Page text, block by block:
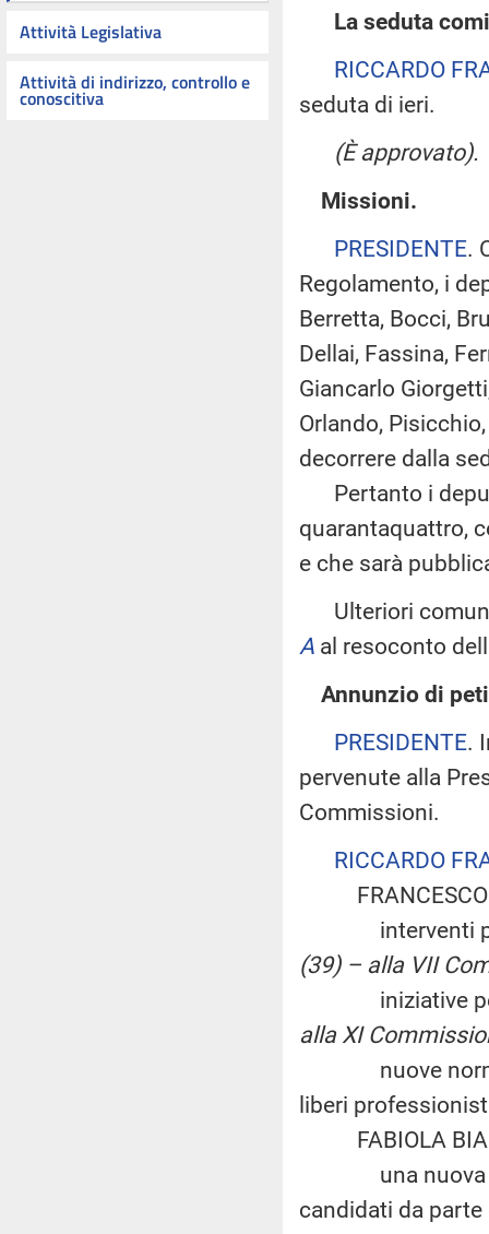
Attività Legislativa
Attività di indirizzo, controllo e
conoscitiva
La seduta
RICCARDO
seduta di ieri.
(È approvato).
Missioni.
PRESIDENTE.
Regolamento, i
Berretta, Bocci,
Dellai, Fassina,
Giancarlo
Orlando,
decorrere dalla
Pertanto i
quarantaquattro,
e che sarà
Ulteriori
A al resoconto
Annunzio di
PRESIDENTE.
pervenute alla
Commissioni.
RICCARDO
FRANCESCO
interventi per
(39) – alla VII
iniziative per
alla XI
nuove norme
liberi
FABIOLA
una nuova
candidati da